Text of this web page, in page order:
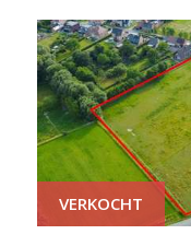
VERKOCHT